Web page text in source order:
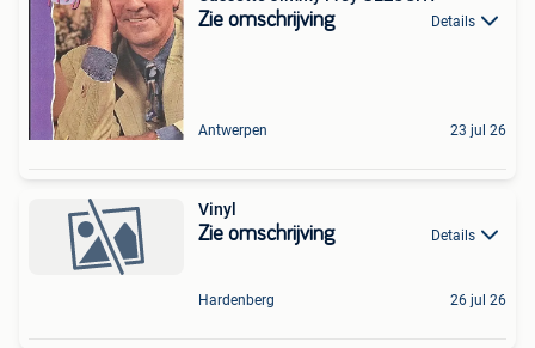
Zie omschrijving Details
Antwerpen 23 jul 26
Vinyl
Zie omschrijving Details
Hardenberg 26 jul 26